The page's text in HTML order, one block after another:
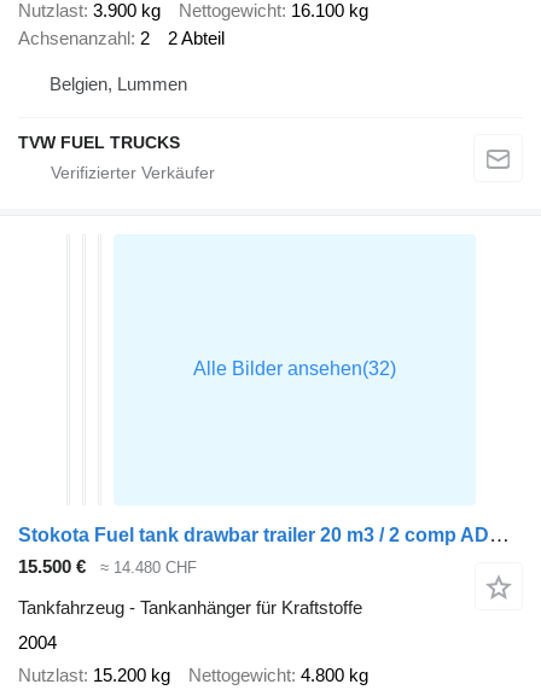
Nutzlast 3.900 kg Nettogewicht 16.100 kg
Achsenanzahl 2 2 Abteil
Belgien, Lummen
TVW FUEL TRUCKS
Stokota Fuel tank drawbar trailer 20 m3 / 2 comp ADR 19-01-2024
15.500 € ≈ 14.480 CHF
Tankfahrzeug - Tankanhänger für Kraftstoffe
2004
Nutzlast 15.200 kg Nettogewicht 4.800 kg